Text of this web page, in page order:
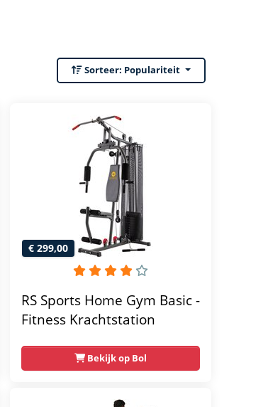
Sorteer: Populariteit
€ 299,00
RS Sports Home Gym Basic -
Fitness Krachtstation
Bekijk op Bol